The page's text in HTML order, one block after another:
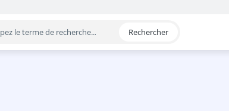
Rechercher